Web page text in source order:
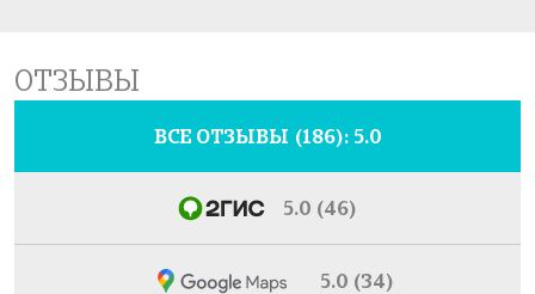
ОТЗЫВЫ
ВСЕ ОТЗЫВЫ (186): 5.0
5.0 (46)
5.0 (34)